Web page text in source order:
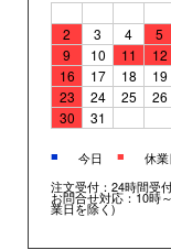
2
3 4 5
9
10 11 12
16
17 18 19
23
24 25 26
30
31
■ 今日 ■
休業
注文受付：24時間受
お問合せ対応：10時
業日を除く)